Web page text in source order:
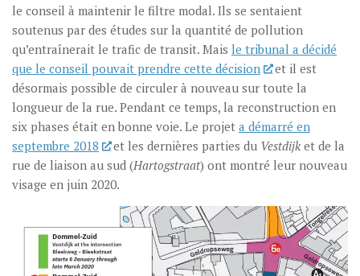
le conseil à maintenir le filtre modal. Ils se sentaient
soutenus par des études sur la quantité de pollution
qu’entraînerait le trafic de transit. Mais le tribunal a décidé
que le conseil pouvait prendre cette décision
et il est
désormais possible de circuler à nouveau sur toute la
longueur de la rue. Pendant ce temps, la reconstruction en
six phases était en bonne voie. Le projet a démarré en
septembre 2018
et les dernières parties du Vestdijk et de la
rue de liaison au sud (Hartogstraat) ont montré leur nouveau
visage en juin 2020.